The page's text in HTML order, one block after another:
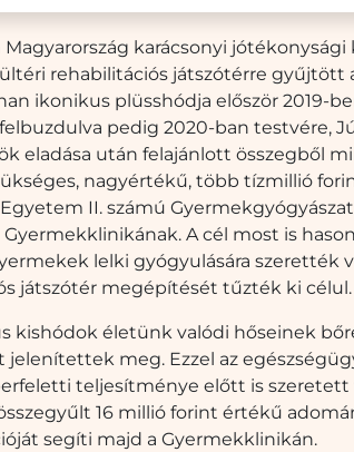
karácsonyi jótékonysági
rehabilitációs játszótérre gyűjtött
ikonikus plüsshódja először 2019-
pedig 2020-ban testvére,
eladása után felajánlott összegből
nagyértékű, több tízmillió
II. számú
A cél most is
lelki gyógyulására szerették
játszótér megépítését tűzték ki célul.
kishódok életünk valódi hőseinek
meg. Ezzel az
teljesítménye előtt is szeretett
16 millió forint értékű
segíti majd a Gyermekklinikán.